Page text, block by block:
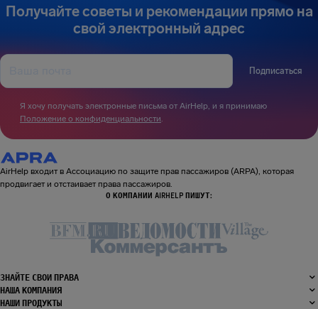
Получайте советы и рекомендации прямо на
свой электронный адрес
Подписаться
Я хочу получать электронные письма от AirHelp, и я принимаю
Положение о конфиденциальности.
AirHelp входит в Ассоциацию по защите прав пассажиров (ARPA), которая
продвигает и отстаивает права пассажиров.
О КОМПАНИИ AIRHELP ПИШУТ:
ЗНАЙТЕ СВОИ ПРАВА
НАША КОМПАНИЯ
НАШИ ПРОДУКТЫ